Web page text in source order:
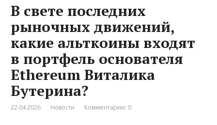
В свете последних
рыночных движений,
какие альткоины входят
в портфель основателя
Ethereum Виталика
Бутерина?
22.04.2026 Новости Комментарии: 0